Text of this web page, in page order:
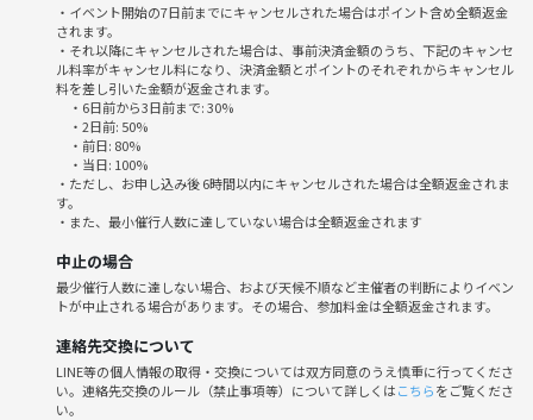
こんな方におすすめ
🔸1人で写真を撮りに行くのは寂しい 、抵抗がある
🔸もう少し素敵な写真が撮りたい
🔸共通の趣味の人と繋がりたい
🔸趣味を広げたい
■雨天予報の場合 1日〜2日前の天気予報を確認して 中止とさせて
いただき、その場合は ご連絡致します☔️
・撮影を学んだり友達作りを目的にしています。男性だけ、女性だけで
も開催します。
・参加者の都合における参加料金の返金は一切致しません。
・イベント開始の7日前までにキャンセルされた場合はポイント含め全額返金
されます。
・それ以降にキャンセルされた場合は、事前決済金額のうち、下記のキャンセ
ル料率がキャンセル料になり、決済金額とポイントのそれぞれからキャンセル
料を差し引いた金額が返金されます。
・6日前から3日前まで: 30%
・2日前: 50%
・前日: 80%
・当日: 100%
・ただし、お申し込み後 6時間以内にキャンセルされた場合は全額返金されま
す。
・また、最小催行人数に達していない場合は全額返金されます
中止の場合
最少催行人数に達しない場合、および天候不順など主催者の判断によりイベン
トが中止される場合があります。その場合、参加料金は全額返金されます。
連絡先交換について
LINE等の個人情報の取得・交換については双方同意のうえ慎重に行ってくださ
い。連絡先交換のルール（禁止事項等）について詳しくはこちらをご覧くださ
い。